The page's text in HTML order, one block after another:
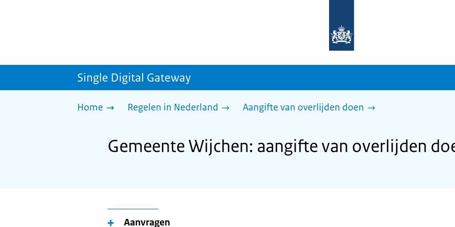
homepage
sdg.rijksoverheid.nl
Single Digital Gateway
Home Regelen in Nederland Aangifte van overlijden doen
Gemeente Wijchen: aangifte van overlijden
Aanvragen